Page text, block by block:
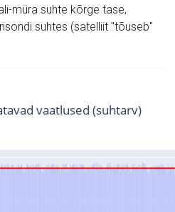
müra suhte kõrge tase,
suhtes (satelliit "tõuseb"
vaatlused (suhtarv)